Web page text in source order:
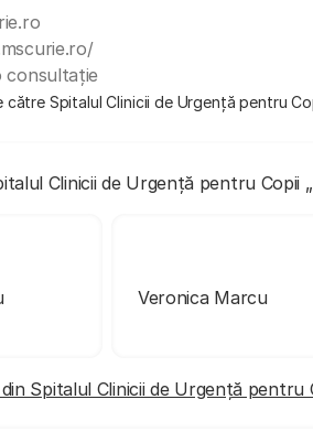
consultație
către Spitalul Clinicii de Urgență pentru
Clinicii de Urgență pentru Copii
Veronica Marcu
Spitalul Clinicii de Urgență pentru